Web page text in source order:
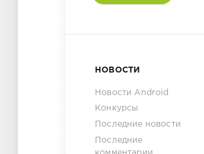
НОВОСТИ
Новости Android
Конкурсы
Последние новости
Последние